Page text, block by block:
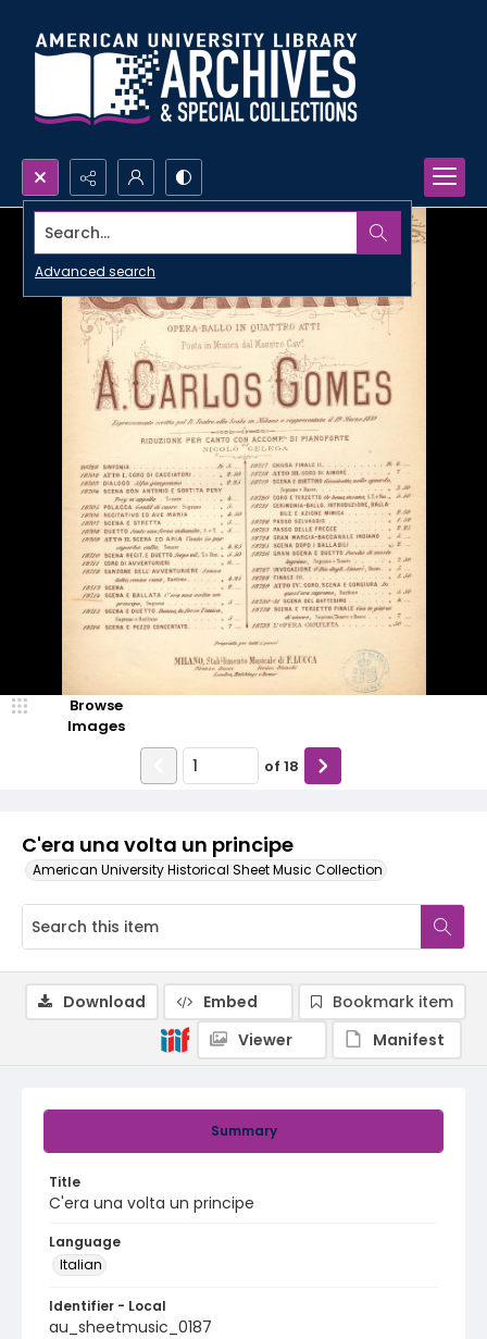
Search...
Advanced search
C'era una volta un principe
American University Historical Sheet Music Collection
Browse
Images
of 18
Summary
Title
C'era una volta un principe
Language
Italian
Identifier - Local
au_sheetmusic_0187
Download Embed
Bookmark item
Viewer
Manifest